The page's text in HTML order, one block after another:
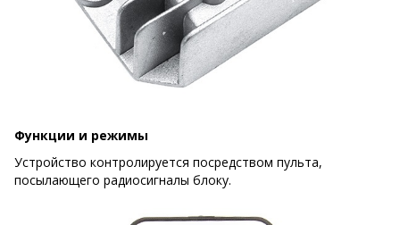
Функции и режимы
Устройство контролируется посредством пульта,
посылающего радиосигналы блоку.